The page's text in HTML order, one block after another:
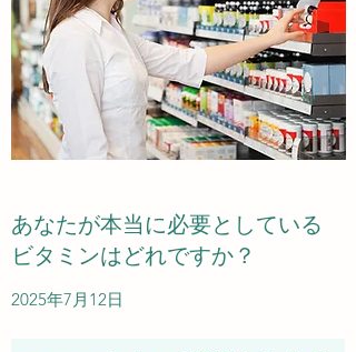
あなたが本当に必要としている
ビタミンはどれですか？
2025年7月12日